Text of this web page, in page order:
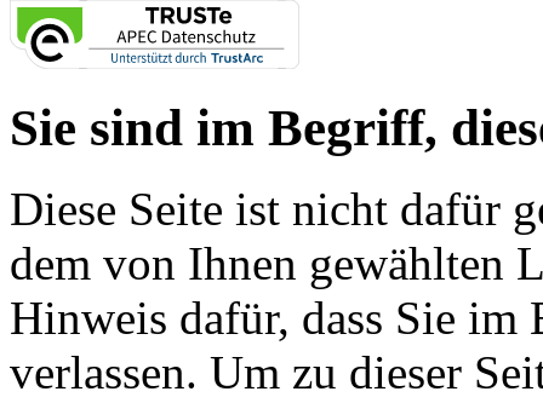
Sie sind im Begriff,
Diese Seite ist nicht dafür
dem von Ihnen gewählten
Hinweis dafür, dass Sie im
verlassen. Um zu dieser